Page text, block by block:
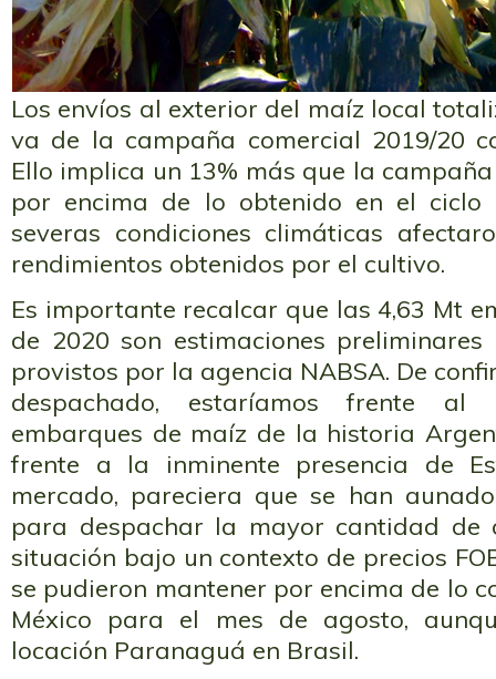
Los envíos al exterior del maíz local
va de la campaña comercial 2019/20
Ello implica un 13% más que la
por encima de lo obtenido en el ciclo
severas condiciones climáticas
rendimientos obtenidos por el cultivo.
Es importante recalcar que las 4,63 Mt
de 2020 son estimaciones
provistos por la agencia NABSA. De
despachado, estaríamos frente al
embarques de maíz de la historia
frente a la inminente presencia de
mercado, pareciera que se han
para despachar la mayor cantidad de
situación bajo un contexto de precios
se pudieron mantener por encima de lo
México para el mes de agosto,
locación Paranaguá en Brasil.